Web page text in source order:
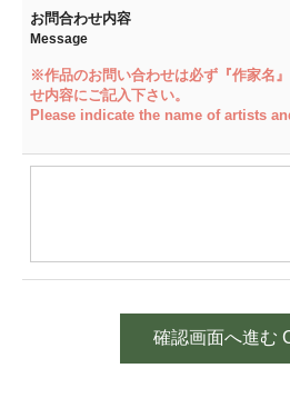
お問合わせ内容
Message
※作品のお問い合わせは必ず『作家名
せ内容にご記入下さい。
Please indicate the name of artists